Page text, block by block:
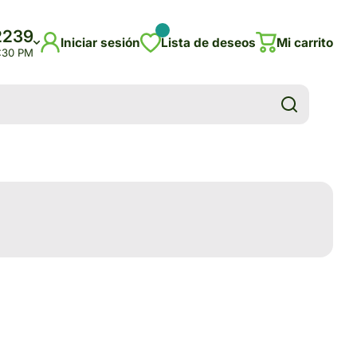
PM
Iniciar sesión Lista de deseos Mi carrito